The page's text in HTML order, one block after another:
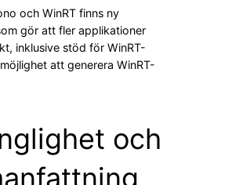
och WinRT finns ny
gör att fler applikationer
inklusive stöd för WinRT-
att generera WinRT-
och